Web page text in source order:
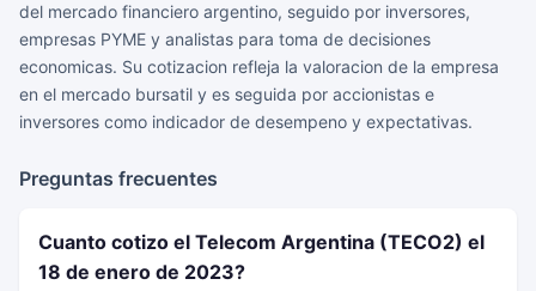
del mercado financiero argentino, seguido por inversores,
empresas PYME y analistas para toma de decisiones
economicas. Su cotizacion refleja la valoracion de la empresa
en el mercado bursatil y es seguida por accionistas e
inversores como indicador de desempeno y expectativas.
Preguntas frecuentes
Cuanto cotizo el Telecom Argentina (TECO2) el
18 de enero de 2023?